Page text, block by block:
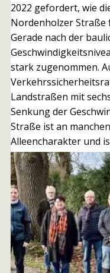
2022 gefordert, wie
Nordenholzer Straße
Gerade nach der
stark zugenommen.
Landstraßen mit
Senkung der
Straße ist an
Alleencharakter und